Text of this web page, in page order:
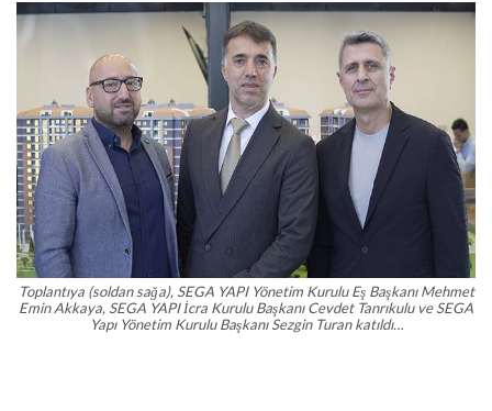
Toplantıya (soldan sağa), SEGA YAPI Yönetim Kurulu Eş Başkanı Mehmet
Emin Akkaya, SEGA YAPI İcra Kurulu Başkanı Cevdet Tanrıkulu ve SEGA
Yapı Yönetim Kurulu Başkanı Sezgin Turan katıldı…